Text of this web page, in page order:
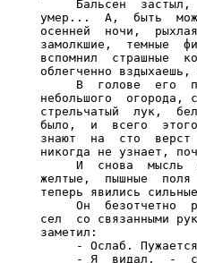
Бальсен  застыл,
умер...  А,  быть
осенней  ночи,
замолкшие,  темные
вспомнил  страшные
облегченно
В  голове  его
небольшого  огорода,
стрельчатый  лук,
было,  и  всего
знают  на  сто
никогда не узнает,
И  снова  мысль
желтые,  пышные
теперь явились
Он  безотчетно
сел  со связанными
заметил:
- Ослаб.
- Я  видал,  -